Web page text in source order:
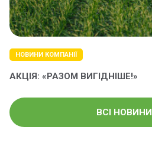
НОВИНИ КОМПАНІЇ
АКЦІЯ: «РАЗОМ ВИГІДНІШЕ!»
ВСІ НОВИНИ